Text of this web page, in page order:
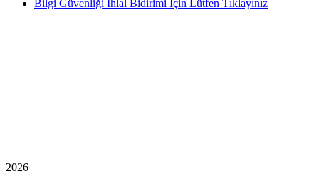
Bilgi Güvenliği İhlal Bidirimi İçin Lütfen Tıklayınız
2026